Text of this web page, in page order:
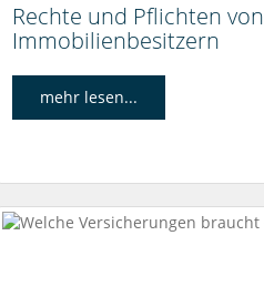
Rechte und Pflichten von
Immobilienbesitzern
mehr lesen...